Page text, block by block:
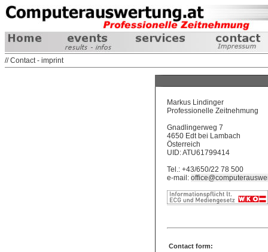
// Contact - imprint
Markus Lindinger
Professionelle Zeitnehmung
Gnadlingerweg 7
4650 Edt bei Lambach
Österreich
UID: ATU61799414
Tel.: +43/650/22 78 500
e-mail:
Contact form: